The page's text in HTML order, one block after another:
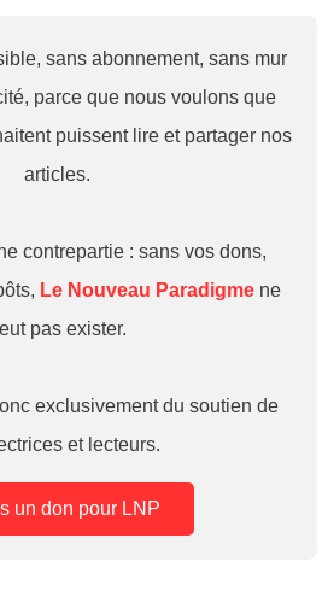
sans abonnement, sans mur
parce que nous voulons que
puissent lire et partager nos
articles.
contrepartie : sans vos dons,
Le Nouveau Paradigme ne
pas exister.
exclusivement du soutien de
et lecteurs.
un don pour LNP